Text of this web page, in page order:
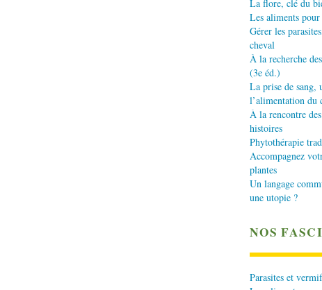
La flore, clé du
Les aliments
Gérer les
cheval
À la recherche
(3e éd.)
La prise de sang,
l’alimentation du
À la rencontre
histoires
Phytothérapie
Accompagnez
plantes
Un langage
une utopie ?
NOS
Parasites et